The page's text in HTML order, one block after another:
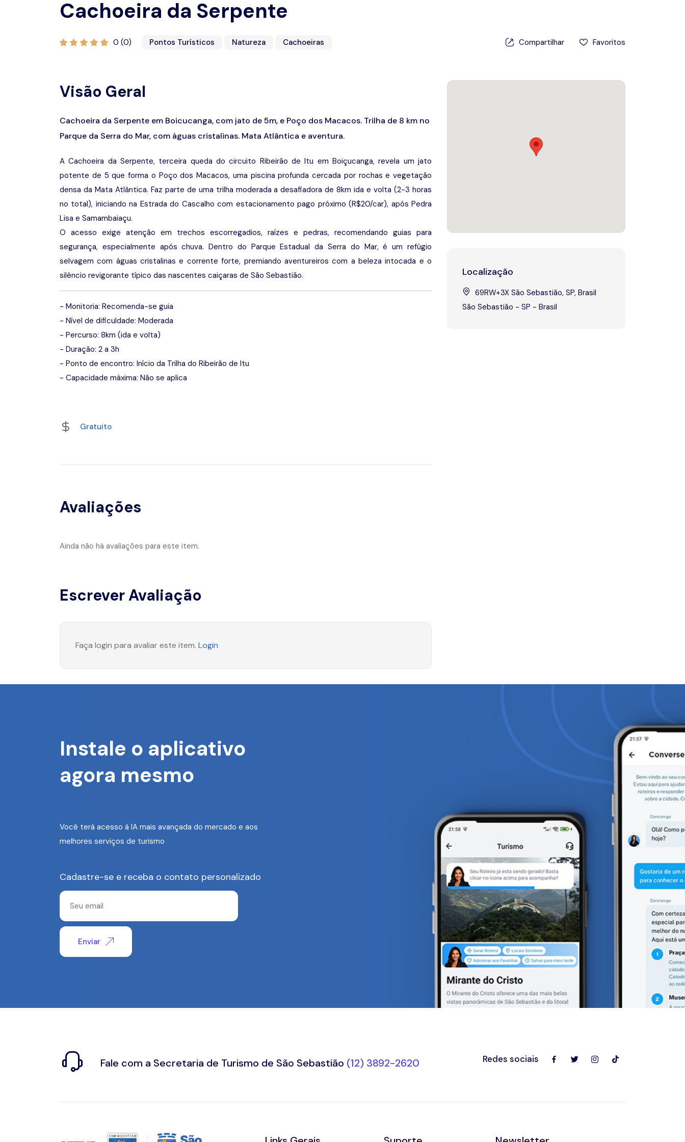
Cachoeira da Serpente
0 (0) Pontos Turísticos Natureza Cachoeiras Compartilhar Favoritos
Visão Geral
Cachoeira da Serpente em Boicucanga, com jato de 5m, e Poço dos Macacos. Trilha de 8 km no
Parque da Serra do Mar, com águas cristalinas. Mata Atlântica e aventura.
A Cachoeira da Serpente, terceira queda do circuito Ribeirão de Itu em Boiçucanga, revela um jato
potente de 5 que forma o Poço dos Macacos, uma piscina profunda cercada por rochas e vegetação
densa da Mata Atlântica. Faz parte de uma trilha moderada a desafiadora de 8km ida e volta (2-3 horas
no total), iniciando na Estrada do Cascalho com estacionamento pago próximo (R$20/car), após Pedra
Lisa e Samambaiaçu.
O acesso exige atenção em trechos escorregadios, raízes e pedras, recomendando guias para
segurança, especialmente após chuva. Dentro do Parque Estadual da Serra do Mar, é um refúgio
selvagem com águas cristalinas e corrente forte, premiando aventureiros com a beleza intocada e o
silêncio revigorante típico das nascentes caiçaras de São Sebastião.
- Monitoria: Recomenda-se guia
- Nível de dificuldade: Moderada
- Percurso: 8km (ida e volta)
- Duração: 2 a 3h
- Ponto de encontro: Início da Trilha do Ribeirão de Itu
- Capacidade máxima: Não se aplica
Gratuito
Avaliações
Ainda não há avaliações para este item.
Escrever Avaliação
Faça login para avaliar este item. Login
Localização
69RW+3X São Sebastião, SP, Brasil
São Sebastião - SP - Brasil
Instale o aplicativo
agora mesmo
Você terá acesso à IA mais avançada do mercado e aos
melhores serviços de turismo
Cadastre-se e receba o contato personalizado
Enviar
Fale com a Secretaria de Turismo de São Sebastião (12) 3892-2620 Redes sociais